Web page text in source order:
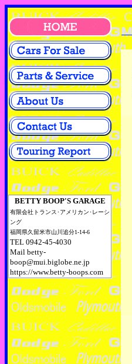
BETTY BOOP'S GARAGE
有限会社トランス･アメリカン･レーシ
ング
福岡県久留米市山川追分1-14-6
TEL 0942-45-4030
Mail betty-
boop@mui.biglobe.ne.jp
https://www.betty-boops.com